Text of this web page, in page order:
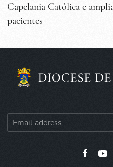
Capelania Católica e
pacientes